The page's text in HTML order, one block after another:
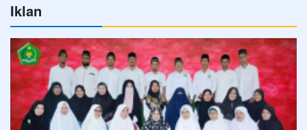
Iklan